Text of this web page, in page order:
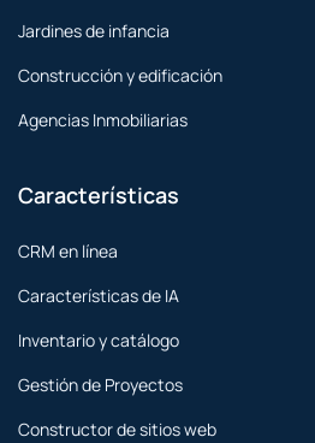
Jardines de infancia
Construcción y edificación
Agencias Inmobiliarias
Características
CRM en línea
Características de IA
Inventario y catálogo
Gestión de Proyectos
Constructor de sitios web